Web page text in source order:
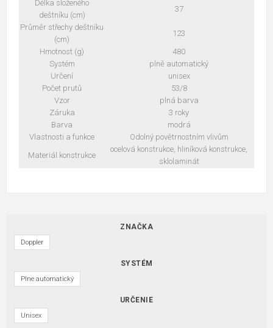
Délka složeného
deštníku (cm)
37
Průměr střechy deštníku
(cm)
123
Hmotnost (g)
480
Systém
plně automatický
Určení
unisex
Počet prutů
53/8
Vzor
plná barva
Záruka
3 roky
Barva
modrá
Vlastnosti a funkce
Odolný povětrnostním vlivům
Materiál konstrukce
ocelová konstrukce, hliníková konstrukce,
sklolaminát
ZNAČKA
Doppler
SYSTÉM
Plne automatický
URČENIE
Unisex